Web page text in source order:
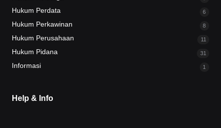
Hukum Perdata 6
Hukum Perkawinan 8
Hukum Perusahaan 11
Hukum Pidana 31
Informasi 1
Help & Info